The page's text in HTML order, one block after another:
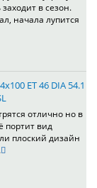
в сезон.
начала лупится
ET 46 DIA 54.1
отлично но в
портит вид
плоский дизайн